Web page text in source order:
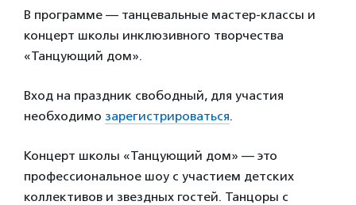
В программе — танцевальные мастер-классы и
концерт школы инклюзивного творчества
«Танцующий дом».
Вход на праздник свободный, для участия
необходимо зарегистрироваться.
Концерт школы «Танцующий дом» — это
профессиональное шоу с участием детских
коллективов и звездных гостей. Танцоры с